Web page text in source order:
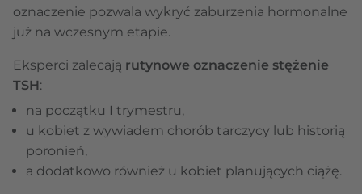
oznaczenie pozwala wykryć zaburzenia hormonalne
już na wczesnym etapie.
Eksperci zalecają rutynowe oznaczenie stężenie
TSH:
na początku I trymestru,
u kobiet z wywiadem chorób tarczycy lub historią
poronień,
a dodatkowo również u kobiet planujących ciążę.